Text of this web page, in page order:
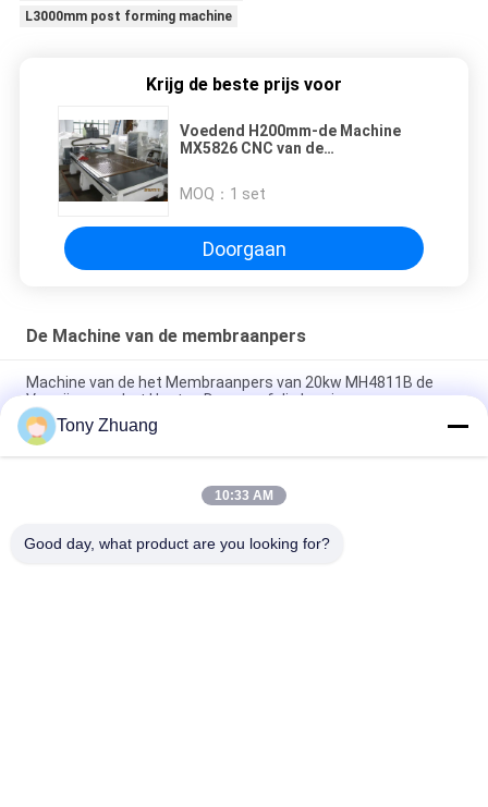
L3000mm post forming machine
Krijg de beste prijs voor
Voedend H200mm-de Machine
MX5826 CNC van de
Houtsnijwerkmachine
MOQ： 1 set
Doorgaan
De Machine van de membraanpers
Machine van de het Membraanpers van 20kw MH4811B de
Vacuüm voor het Houten Deurpvc-folie Lamineren
Werkende T60mm-de Machine MH4812D1 van de
Membraanpers Vacuüm het Lamineren Machine
210 de Post die van de de Persmachine L3000mm MDK5531
Tony Zhuang
10:33 AM
Good day, what product are you looking for?